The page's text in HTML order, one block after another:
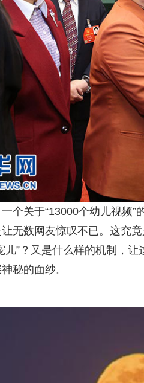
个关于“13000个幼儿视频
无数网友惊叹不已。这究
儿”？又是什么样的机制，
秘的面纱。